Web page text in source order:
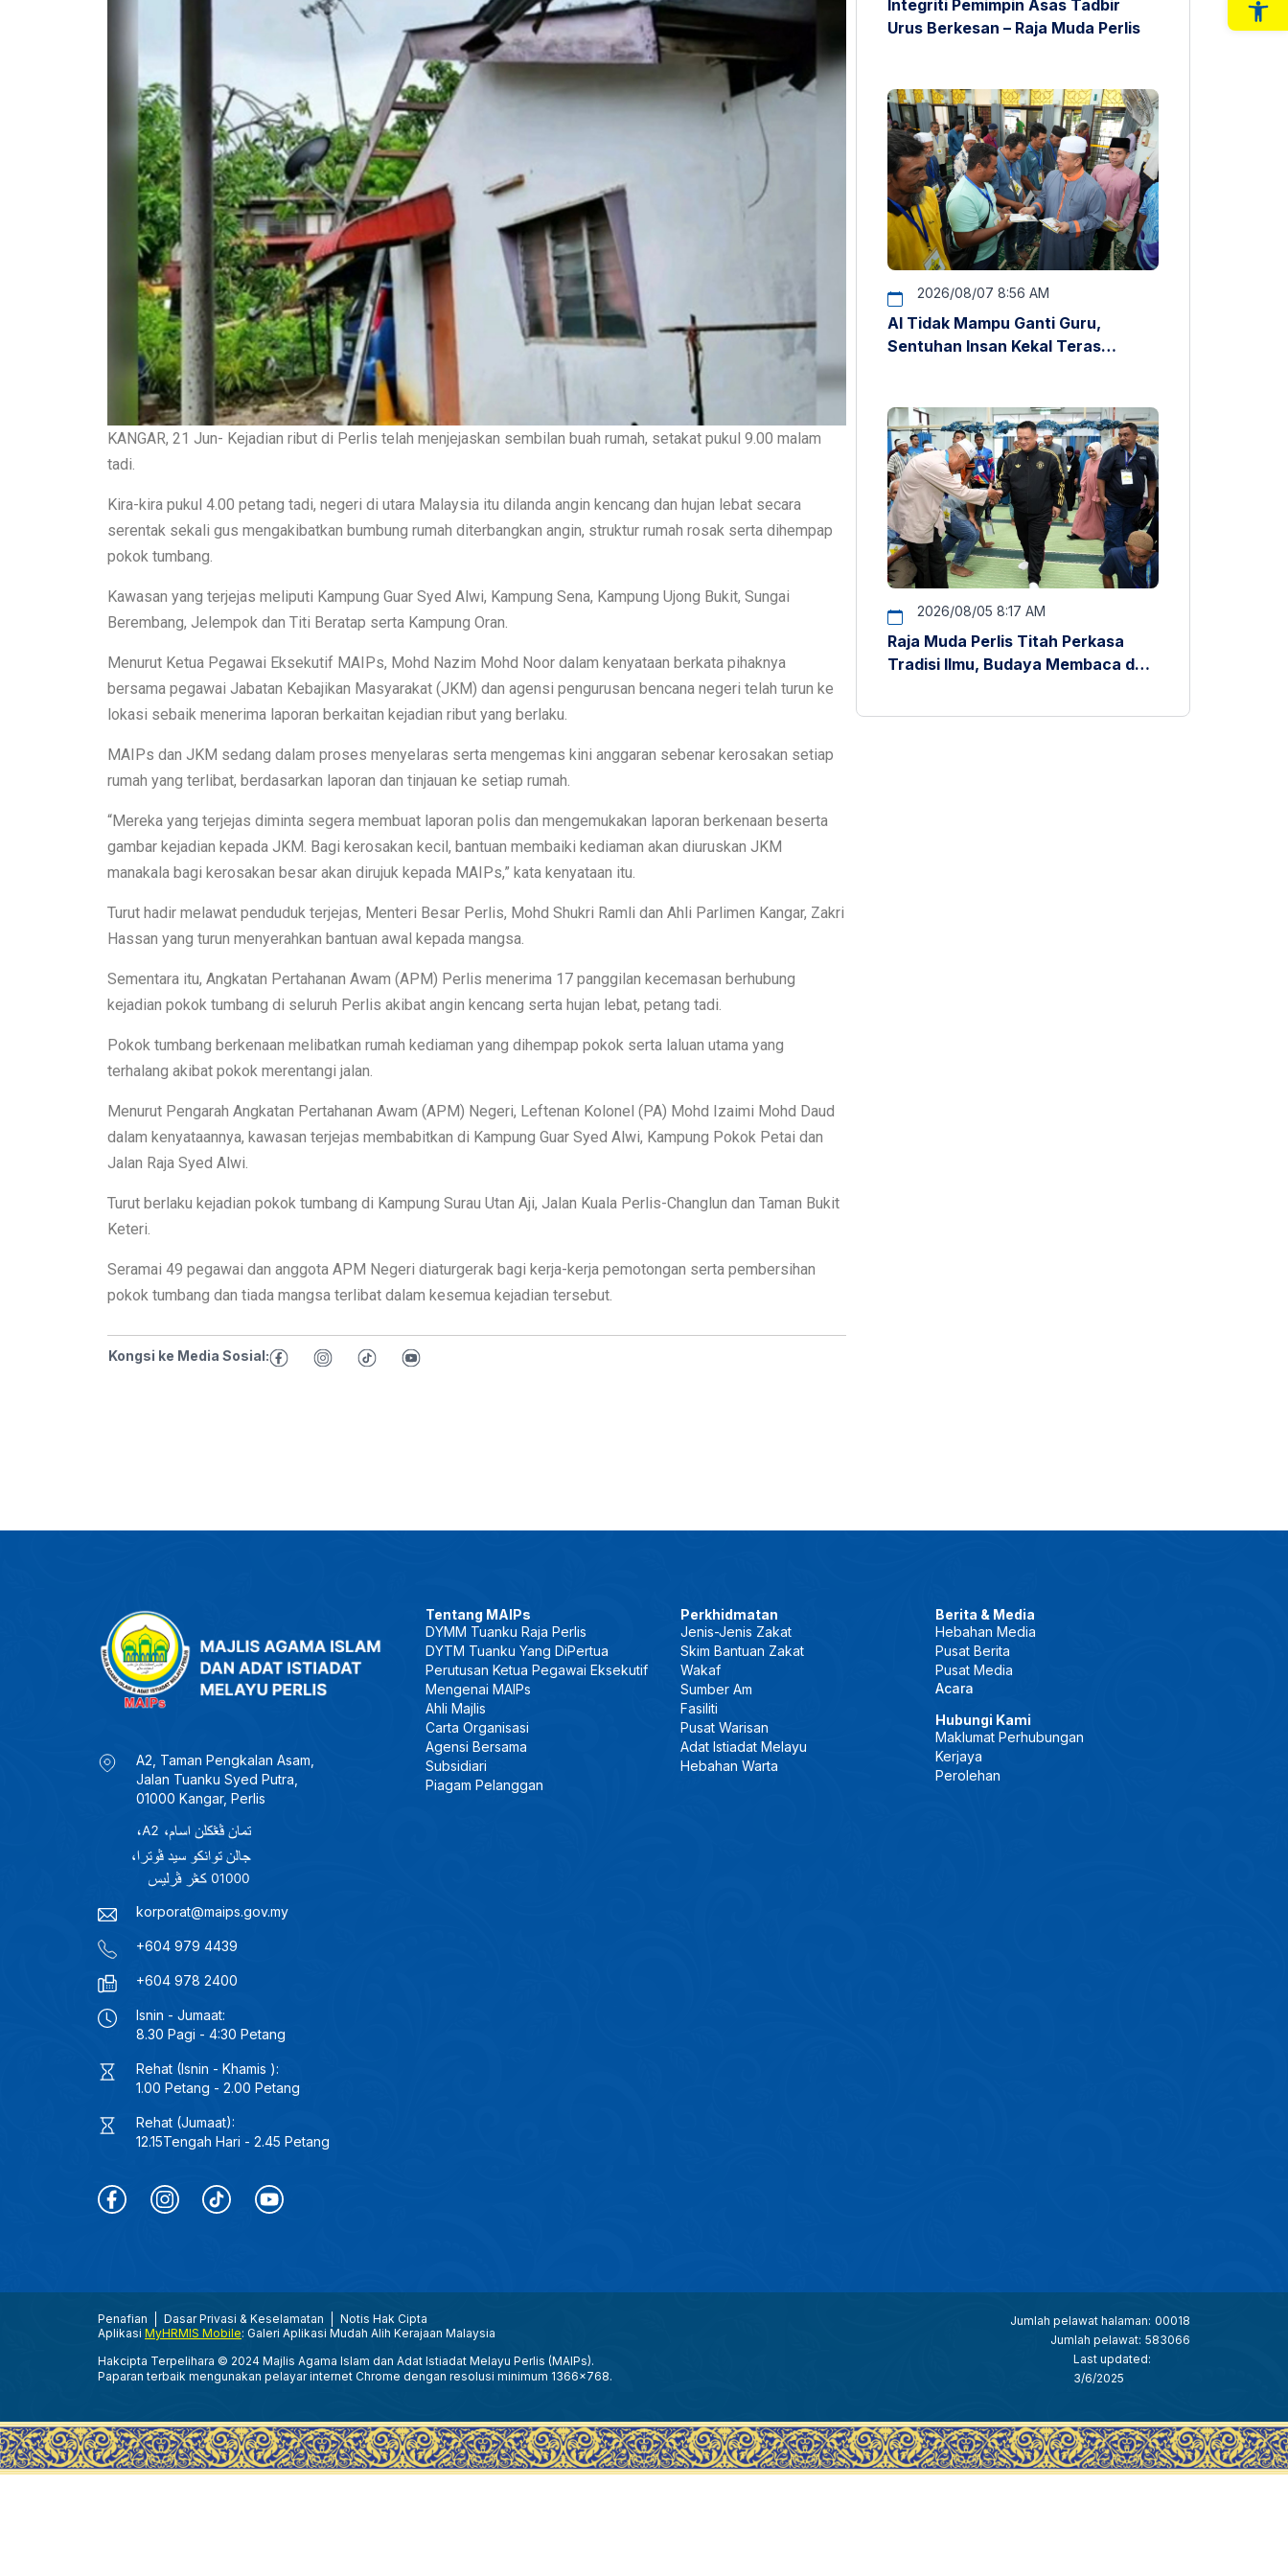
KANGAR, 21 Jun- Kejadian ribut di Perlis telah menjejaskan sembilan buah rumah, setakat pukul 9.00 malam
tadi.
Kira-kira pukul 4.00 petang tadi, negeri di utara Malaysia itu dilanda angin kencang dan hujan lebat secara
serentak sekali gus mengakibatkan bumbung rumah diterbangkan angin, struktur rumah rosak serta dihempap
pokok tumbang.
Kawasan yang terjejas meliputi Kampung Guar Syed Alwi, Kampung Sena, Kampung Ujong Bukit, Sungai
Berembang, Jelempok dan Titi Beratap serta Kampung Oran.
Menurut Ketua Pegawai Eksekutif MAIPs, Mohd Nazim Mohd Noor dalam kenyataan berkata pihaknya
bersama pegawai Jabatan Kebajikan Masyarakat (JKM) dan agensi pengurusan bencana negeri telah turun ke
lokasi sebaik menerima laporan berkaitan kejadian ribut yang berlaku.
MAIPs dan JKM sedang dalam proses menyelaras serta mengemas kini anggaran sebenar kerosakan setiap
rumah yang terlibat, berdasarkan laporan dan tinjauan ke setiap rumah.
“Mereka yang terjejas diminta segera membuat laporan polis dan mengemukakan laporan berkenaan beserta
gambar kejadian kepada JKM. Bagi kerosakan kecil, bantuan membaiki kediaman akan diuruskan JKM
manakala bagi kerosakan besar akan dirujuk kepada MAIPs,” kata kenyataan itu.
Turut hadir melawat penduduk terjejas, Menteri Besar Perlis, Mohd Shukri Ramli dan Ahli Parlimen Kangar, Zakri
Hassan yang turun menyerahkan bantuan awal kepada mangsa.
Sementara itu, Angkatan Pertahanan Awam (APM) Perlis menerima 17 panggilan kecemasan berhubung
kejadian pokok tumbang di seluruh Perlis akibat angin kencang serta hujan lebat, petang tadi.
Pokok tumbang berkenaan melibatkan rumah kediaman yang dihempap pokok serta laluan utama yang
terhalang akibat pokok merentangi jalan.
Menurut Pengarah Angkatan Pertahanan Awam (APM) Negeri, Leftenan Kolonel (PA) Mohd Izaimi Mohd Daud
dalam kenyataannya, kawasan terjejas membabitkan di Kampung Guar Syed Alwi, Kampung Pokok Petai dan
Jalan Raja Syed Alwi.
Turut berlaku kejadian pokok tumbang di Kampung Surau Utan Aji, Jalan Kuala Perlis-Changlun dan Taman Bukit
Keteri.
Seramai 49 pegawai dan anggota APM Negeri diaturgerak bagi kerja-kerja pemotongan serta pembersihan
pokok tumbang dan tiada mangsa terlibat dalam kesemua kejadian tersebut.
Kongsi ke Media Sosial:
Integriti Pemimpin Asas Tadbir
Urus Berkesan – Raja Muda Perlis
2026/08/07 8:56 AM
AI Tidak Mampu Ganti Guru,
Sentuhan Insan Kekal Teras
2026/08/05 8:17 AM
Raja Muda Perlis Titah Perkasa
Tradisi Ilmu, Budaya Membaca dan
A2, Taman Pengkalan Asam,
Jalan Tuanku Syed Putra,
01000 Kangar, Perlis
korporat@maips.gov.my
+604 979 4439
+604 978 2400
Isnin - Jumaat:
8.30 Pagi - 4:30 Petang
Rehat (Isnin - Khamis ):
1.00 Petang - 2.00 Petang
Rehat (Jumaat):
12.15Tengah Hari - 2.45 Petang
Tentang MAIPs
DYMM Tuanku Raja Perlis
DYTM Tuanku Yang DiPertua
Perutusan Ketua Pegawai Eksekutif
Mengenai MAIPs
Ahli Majlis
Carta Organisasi
Agensi Bersama
Subsidiari
Piagam Pelanggan
Perkhidmatan
Jenis-Jenis Zakat
Skim Bantuan Zakat
Wakaf
Sumber Am
Fasiliti
Pusat Warisan
Adat Istiadat Melayu
Hebahan Warta
Berita & Media
Hebahan Media
Pusat Berita
Pusat Media
Acara
Hubungi Kami
Maklumat Perhubungan
Kerjaya
Perolehan
Penafian Dasar Privasi & Keselamatan
Notis Hak Cipta
Aplikasi MyHRMIS Mobile: Galeri Aplikasi Mudah Alih Kerajaan Malaysia
Hakcipta Terpelihara © 2024 Majlis Agama Islam dan Adat Istiadat Melayu Perlis (MAIPs).
Paparan terbaik mengunakan pelayar internet Chrome dengan resolusi minimum 1366x768.
Jumlah pelawat halaman: 00018
Jumlah pelawat: 583066
Last updated:
3/6/2025